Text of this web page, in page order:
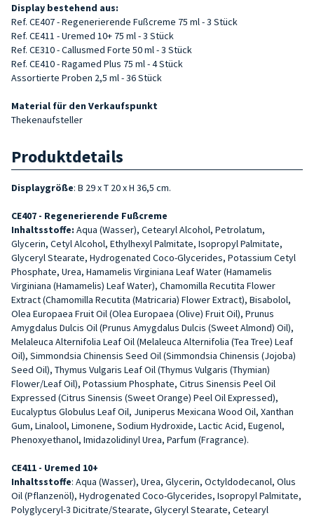
Display bestehend aus:
Ref. CE407 - Regenerierende Fußcreme 75 ml - 3 Stück
Ref. CE411 - Uremed 10+ 75 ml - 3 Stück
Ref. CE310 - Callusmed Forte 50 ml - 3 Stück
Ref. CE410 - Ragamed Plus 75 ml - 4 Stück
Assortierte Proben 2,5 ml - 36 Stück
Material für den Verkaufspunkt
Thekenaufsteller
Produktdetails
Displaygröße: B 29 x T 20 x H 36,5 cm.
CE407 - Regenerierende Fußcreme
Inhaltsstoffe: Aqua (Wasser), Cetearyl Alcohol, Petrolatum,
Glycerin, Cetyl Alcohol, Ethylhexyl Palmitate, Isopropyl Palmitate,
Glyceryl Stearate, Hydrogenated Coco-Glycerides, Potassium Cetyl
Phosphate, Urea, Hamamelis Virginiana Leaf Water (Hamamelis
Virginiana (Hamamelis) Leaf Water), Chamomilla Recutita Flower
Extract (Chamomilla Recutita (Matricaria) Flower Extract), Bisabolol,
Olea Europaea Fruit Oil (Olea Europaea (Olive) Fruit Oil), Prunus
Amygdalus Dulcis Oil (Prunus Amygdalus Dulcis (Sweet Almond) Oil),
Melaleuca Alternifolia Leaf Oil (Melaleuca Alternifolia (Tea Tree) Leaf
Oil), Simmondsia Chinensis Seed Oil (Simmondsia Chinensis (Jojoba)
Seed Oil), Thymus Vulgaris Leaf Oil (Thymus Vulgaris (Thymian)
Flower/Leaf Oil), Potassium Phosphate, Citrus Sinensis Peel Oil
Expressed (Citrus Sinensis (Sweet Orange) Peel Oil Expressed),
Eucalyptus Globulus Leaf Oil, Juniperus Mexicana Wood Oil, Xanthan
Gum, Linalool, Limonene, Sodium Hydroxide, Lactic Acid, Eugenol,
Phenoxyethanol, Imidazolidinyl Urea, Parfum (Fragrance).
CE411 - Uremed 10+
Inhaltsstoffe: Aqua (Wasser), Urea, Glycerin, Octyldodecanol, Olus
Oil (Pflanzenöl), Hydrogenated Coco-Glycerides, Isopropyl Palmitate,
Polyglyceryl-3 Dicitrate/Stearate, Glyceryl Stearate, Cetearyl